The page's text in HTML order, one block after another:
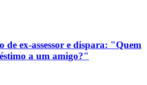
de ex-assessor e dispara: "Quem
a um amigo?"